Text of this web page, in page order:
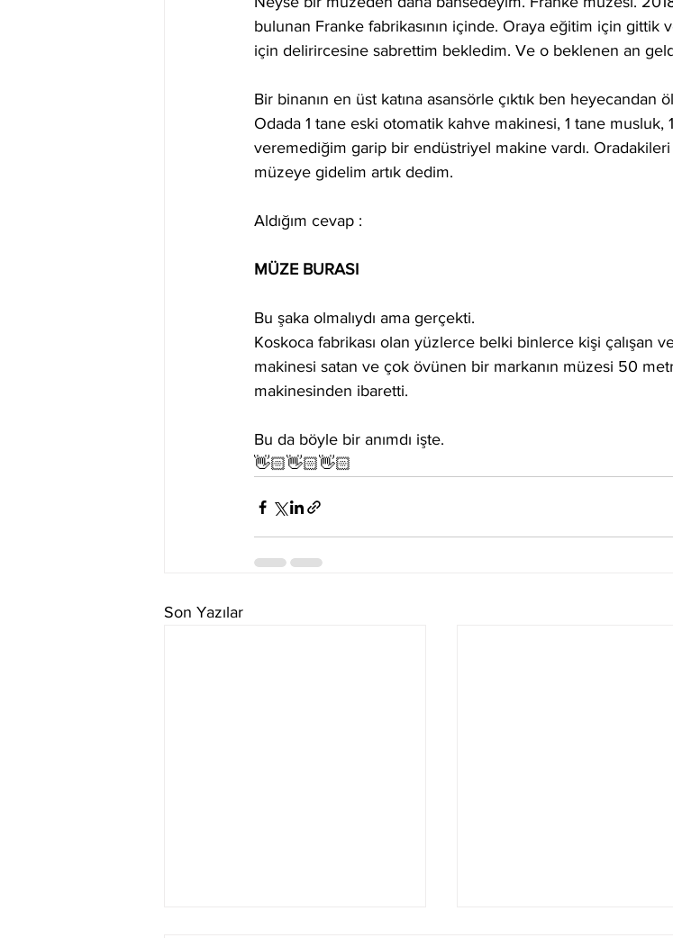
bulunan Franke fabrikasının içinde. Oraya eğitim için
için delirircesine sabrettim bekledim. Ve o beklenen an
Bir binanın en üst katına asansörle çıktık ben heyecandan
Odada 1 tane eski otomatik kahve makinesi, 1 tane musluk,
veremediğim garip bir endüstriyel makine vardı.
müzeye gidelim artık dedim.
Aldığım cevap :
MÜZE BURASI
Bu şaka olmalıydı ama gerçekti.
Koskoca fabrikası olan yüzlerce belki binlerce kişi çalışan
makinesi satan ve çok övünen bir markanın müzesi 50
makinesinden ibaretti.
Bu da böyle bir anımdı işte.
👋🏻👋🏻👋🏻
Son Yazılar